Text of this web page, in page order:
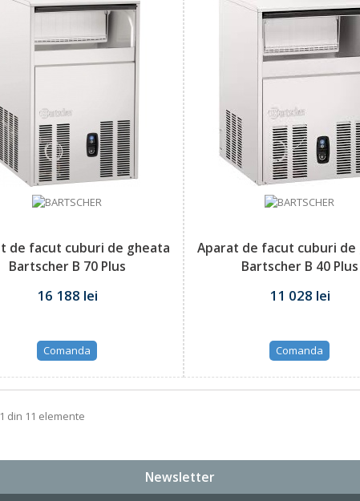
de facut cuburi de gheata
Bartscher B 70 Plus
16 188 lei
Comanda
Aparat de facut cuburi de
Bartscher B 40 Plus
11 028 lei
Comanda
din 11 elemente
Newsletter